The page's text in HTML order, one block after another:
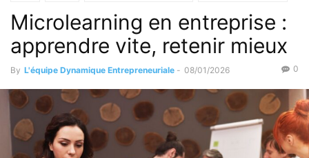
Création Se former / Se faire accompagner Business
Valorisation d'entreprise
Microlearning en entreprise :
apprendre vite, retenir mieux
By L'équipe Dynamique Entrepreneuriale - 08/01/2026 0